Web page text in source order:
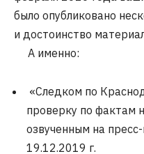
было опубликовано
и достоинство
А именно:
«Следком по
проверку по фактам
озвученным на
19.12.2019 г.